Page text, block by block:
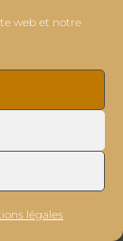
web et notre
légales